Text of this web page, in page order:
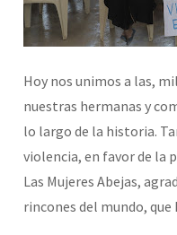
Hoy nos unimos a las,
nuestras hermanas y
lo largo de la historia.
violencia, en favor de la
Las Mujeres Abejas,
rincones del mundo, que